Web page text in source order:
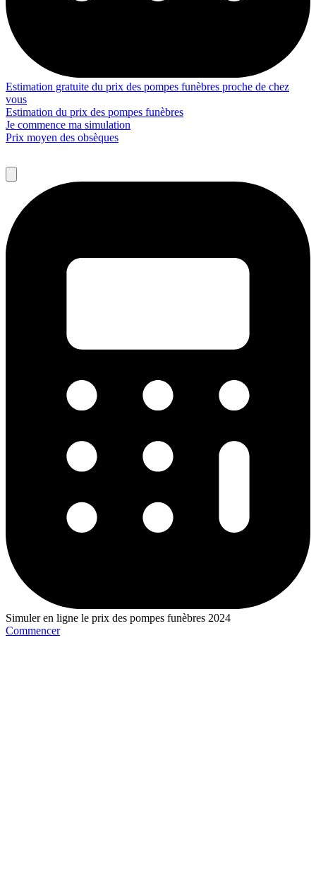
Estimation gratuite du prix des pompes funèbres proche de chez
vous
Estimation du prix des pompes funèbres
Je commence ma simulation
Prix moyen des obsèques
Simuler en ligne le prix des pompes funèbres 2024
Commencer